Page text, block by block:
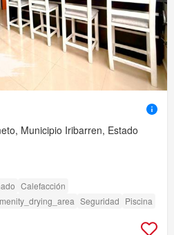
Municipio Iribarren, Estado
Calefacción
Seguridad Piscina